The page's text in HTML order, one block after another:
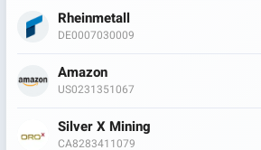
Rheinmetall
DE0007030009
Amazon
US0231351067
Silver X Mining
CA8283411079